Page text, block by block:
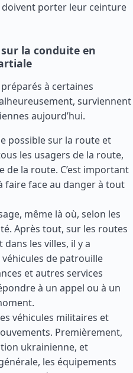
doivent porter leur ceinture
la conduite en
à certaines
surviennent
aujourd’hui.
possible sur la route et
les usagers de la route,
de la route. C’est important
faire face au danger à tout
même là où, selon les
Après tout, sur les routes
les villes, il y a
de patrouille
et autres services
à un appel ou à un
véhicules militaires et
Premièrement,
ukrainienne, et
les équipements